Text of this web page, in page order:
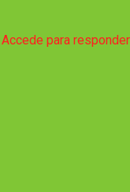
Accede para responder